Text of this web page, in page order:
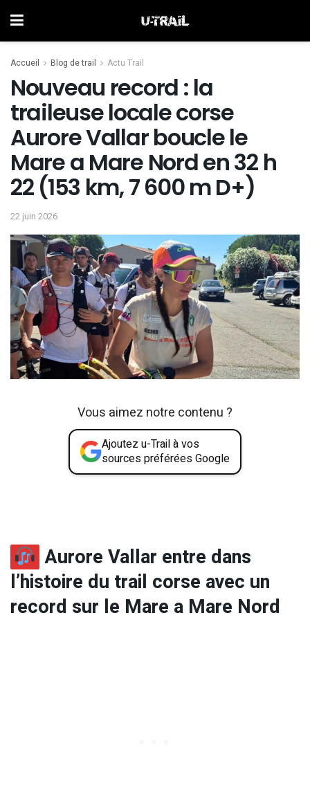
Accueil Blog de trail Actu Trail
Nouveau record : la
traileuse locale corse
Aurore Vallar boucle le
Mare a Mare Nord en 32 h
22 (153 km, 7 600 m D+)
22 juin 2026
Vous aimez notre contenu ?
Ajoutez u-Trail à vos
sources préférées Google
Aurore Vallar entre dans
l’histoire du trail corse avec un
record sur le Mare a Mare Nord